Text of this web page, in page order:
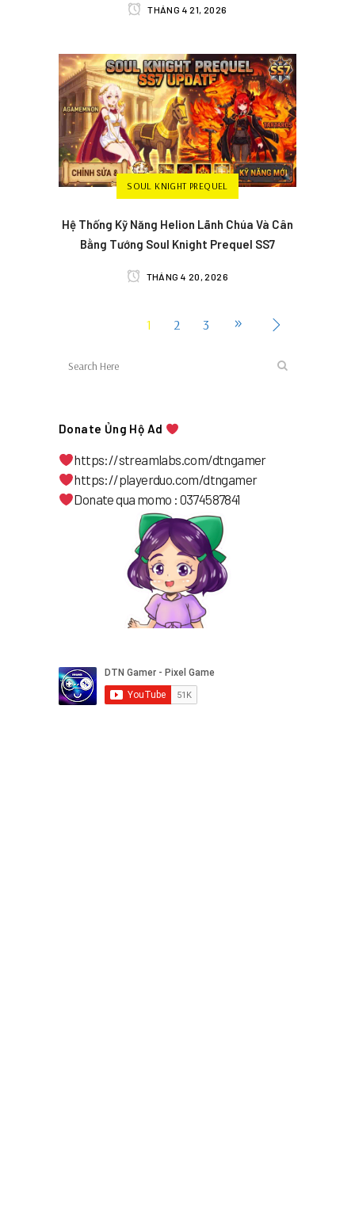
THÁNG 4 21, 2026
SOUL KNIGHT PREQUEL
Hệ Thống Kỹ Năng Helion Lãnh Chúa Và Cân
Bằng Tướng Soul Knight Prequel SS7
THÁNG 4 20, 2026
1 2 3
Donate Ủng Hộ Ad
https://streamlabs.com/dtngamer
https://playerduo.com/dtngamer
Donate qua momo : 0374587841